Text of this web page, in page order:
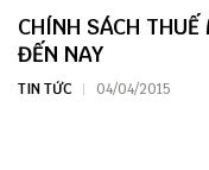
CHÍNH SÁCH
ĐẾN NAY
TIN TỨC 04/04/2015